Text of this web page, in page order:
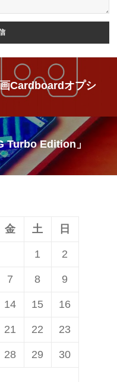
Cardboardオプシ
Turbo Edition」
金 土 日
1 2
7 8 9
14 15 16
21 22 23
28 29 30